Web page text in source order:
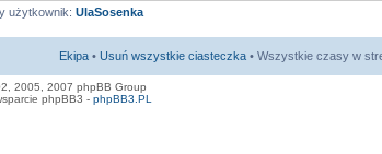
użytkownik: UlaSosenka
Ekipa • Usuń wszystkie ciasteczka • Wszystkie czasy w
2005, 2007 phpBB Group
phpBB3 - phpBB3.PL